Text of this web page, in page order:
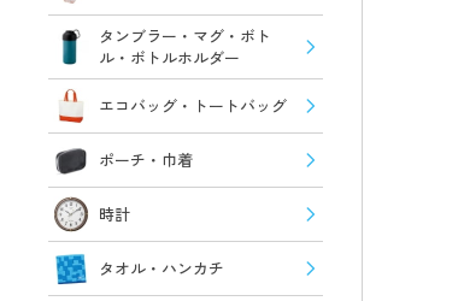
タンブラー・マグ・ボト
ル・ボトルホルダー
エコバッグ・トートバッグ
ポーチ・巾着
時計
タオル・ハンカチ